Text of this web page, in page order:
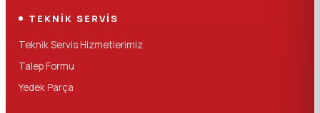
TEKNIK SERVIS
Teknik Servis Hizmetlerimiz
Talep Formu
Yedek Parça